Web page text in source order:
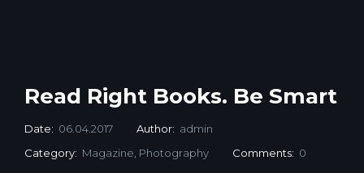
Read Right Books. Be Smart
Date: 06.04.2017 Author: admin
Category: Magazine, Photography Comments: 0